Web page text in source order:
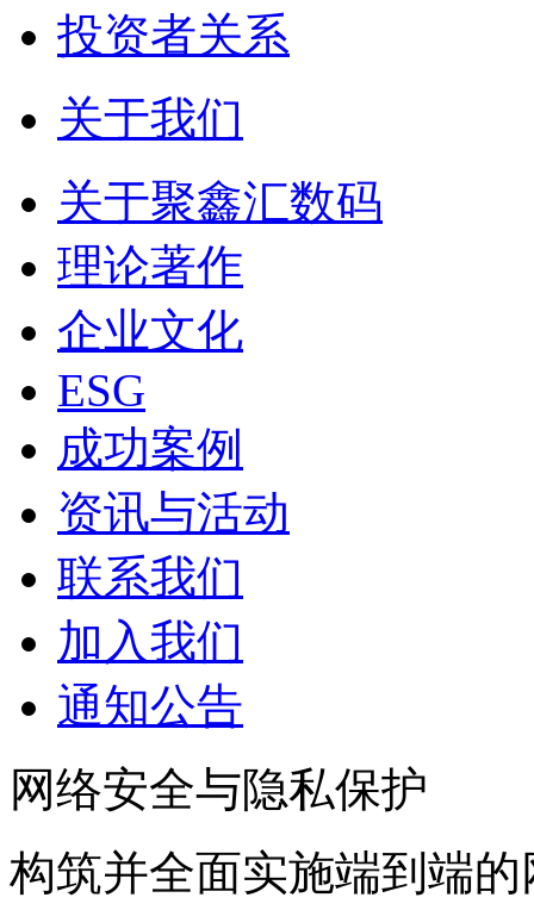
投资者关系
关于我们
关于聚鑫汇数码
理论著作
企业文化
ESG
成功案例
资讯与活动
联系我们
加入我们
通知公告
网络安全与隐私保护
构筑并全面实施端到端